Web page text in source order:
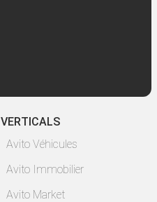
VERTICALS
Avito Véhicules
Avito Immobilier
Avito Market